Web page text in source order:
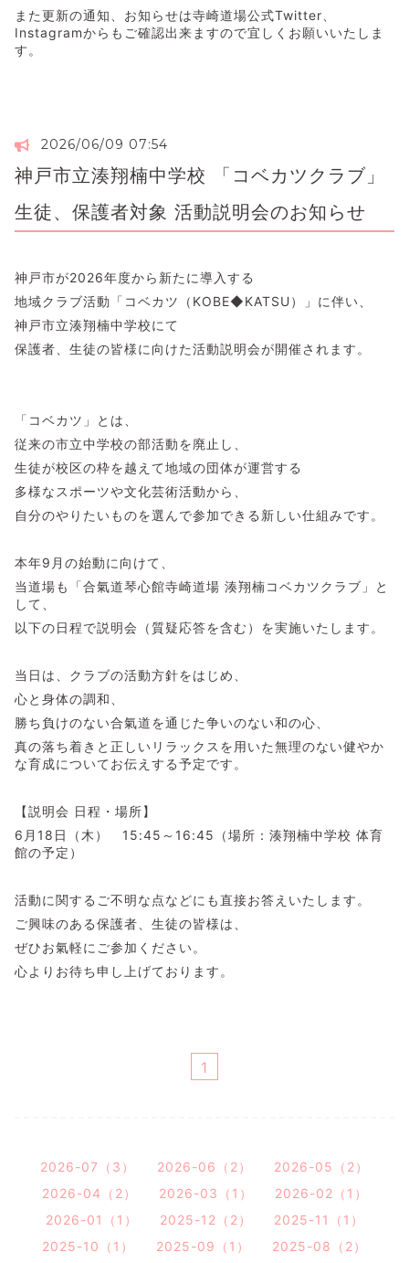
また更新の通知、お知らせは寺崎道場公式Twitter、
Instagramからもご確認出来ますので宜しくお願いいたしま
す。
2026/06/09 07:54
神戸市立湊翔楠中学校 「コベカツクラブ」
生徒、保護者対象 活動説明会のお知らせ
​神戸市が2026年度から新たに導入する
地域クラブ活動「コベカツ（KOBE◆KATSU）」に伴い、
神戸市立湊翔楠中学校にて
保護者、生徒の皆様に向けた活動説明会が開催されます。
「コベカツ」とは、
従来の市立中学校の部活動を廃止し、
生徒が校区の枠を越えて地域の団体が運営する
多様なスポーツや文化芸術活動から、
自分のやりたいものを選んで参加できる新しい仕組みです。
​本年9月の始動に向けて、
当道場も「合氣道琴心館寺崎道場 湊翔楠コベカツクラブ」と
して、
以下の日程で説明会（質疑応答を含む）を実施いたします。
​当日は、クラブの活動方針をはじめ、
心と身体の調和、
勝ち負けのない合氣道を通じた争いのない和の心、
真の落ち着きと正しいリラックスを用いた無理のない健やか
な育成についてお伝えする予定です。
​【説明会 日程・場所】
​6月18日（木） 15:45～16:45（場所：湊翔楠中学校 体育
館の予定）
​活動に関するご不明な点などにも直接お答えいたします。
ご興味のある保護者、生徒の皆様は、
ぜひお氣軽にご参加ください。
心よりお待ち申し上げております。
1
2026-07（3） 2026-06（2）
2026-05（2）
2026-04（2）
2026-03（1）
2026-02（1）
2026-01（1）
2025-12（2）
2025-11（1）
2025-10（1）
2025-09（1）
2025-08（2）